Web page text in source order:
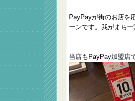
PayPayが街のお店を
ーンです。我がまち
当店もPayPay加盟店